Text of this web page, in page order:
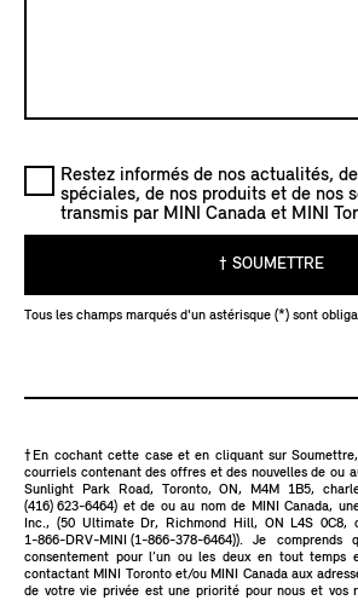
Restez informés de nos actualités,
spéciales, de nos produits et de nos
transmis par MINI Canada et MINI
† SOUMETTRE
Tous les champs marqués d'un astérisque (*) sont
†En cochant cette case et en cliquant sur
courriels contenant des offres et des nouvelles de ou
Sunlight Park Road, Toronto, ON, M4M 1B5,
(416) 623-6464) et de ou au nom de MINI Canada,
Inc., (50 Ultimate Dr, Richmond Hill, ON L4S 0C8,
1-866-DRV-MINI (1-866-378-6464)). Je comprends
consentement pour l’un ou les deux en tout temps
contactant MINI Toronto et/ou MINI Canada aux
de votre vie privée est une priorité pour nous et vos